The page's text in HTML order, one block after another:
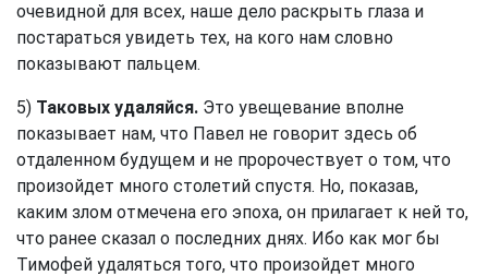
очевидной для всех, наше дело раскрыть глаза и
постараться увидеть тех, на кого нам словно
показывают пальцем.
5) Таковых удаляйся. Это увещевание вполне
показывает нам, что Павел не говорит здесь об
отдаленном будущем и не пророчествует о том, что
произойдет много столетий спустя. Но, показав,
каким злом отмечена его эпоха, он прилагает к ней то,
что ранее сказал о последних днях. Ибо как мог бы
Тимофей удаляться того, что произойдет много